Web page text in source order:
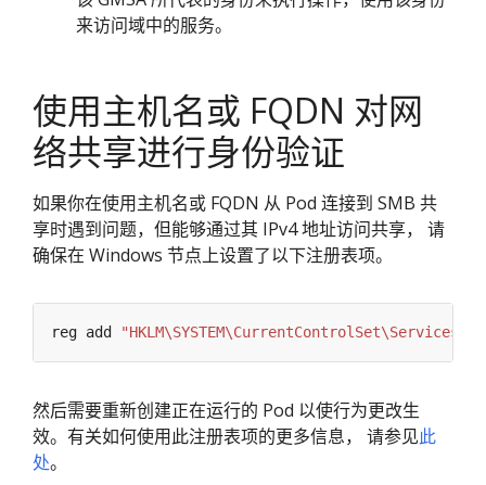
来访问域中的服务。
使用主机名或 FQDN 对网
络共享进行身份验证
如果你在使用主机名或 FQDN 从 Pod 连接到 SMB 共
享时遇到问题，但能够通过其 IPv4 地址访问共享， 请
确保在 Windows 节点上设置了以下注册表项。
reg add
然后需要重新创建正在运行的 Pod 以使行为更改生
效。有关如何使用此注册表项的更多信息， 请参见此
处。